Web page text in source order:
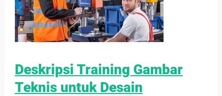
Deskripsi Training Gambar
Teknis untuk Desain